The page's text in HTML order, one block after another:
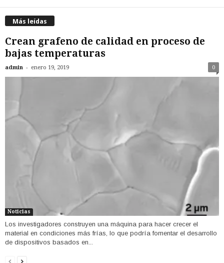
Más leídas
Crean grafeno de calidad en proceso de
bajas temperaturas
admin - enero 19, 2019 0
Noticias
Los investigadores construyen una máquina para hacer crecer el
material en condiciones más frías, lo que podría fomentar el desarrollo
de dispositivos basados ​​en...